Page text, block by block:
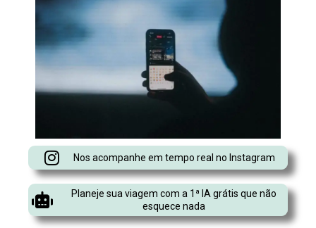
Nos acompanhe em tempo real no Instagram
Planeje sua viagem com a 1ª IA grátis que não
esquece nada